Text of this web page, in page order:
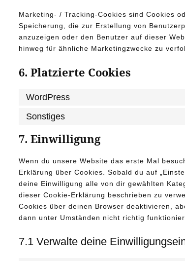
Marketing- / Tracking-Cookies sind Cookies
Speicherung, die zur Erstellung von
anzuzeigen oder den Benutzer auf dieser
hinweg für ähnliche Marketingzwecke zu
6. Platzierte Cookies
WordPress
Sonstiges
7. Einwilligung
Wenn du unsere Website das erste Mal
Erklärung über Cookies. Sobald du auf
deine Einwilligung alle von dir gewählten
dieser Cookie-Erklärung beschrieben zu
Cookies über deinen Browser deaktivieren,
dann unter Umständen nicht richtig
7.1 Verwalte deine